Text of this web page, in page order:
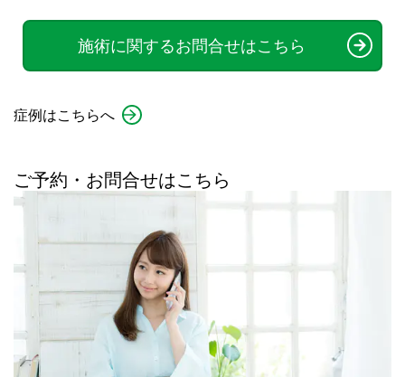
施術に関するお問合せはこちら
症例はこちらへ
ご予約・お問合せはこちら